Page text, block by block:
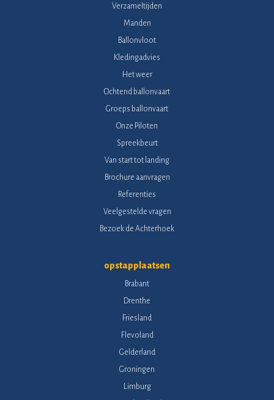
Verzameltijden
Manden
Ballonvloot
Kledingadvies
Het weer
Ochtend ballonvaart
Groeps ballonvaart
Onze Piloten
Spreekbeurt
Van start tot landing
Brochure aanvragen
Referenties
Veelgestelde vragen
Bezoek de Achterhoek
opstapplaatsen
Brabant
Drenthe
Friesland
Flevoland
Gelderland
Groningen
Limburg